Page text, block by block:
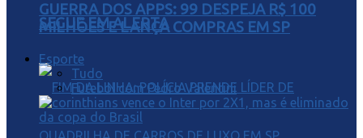
SEGUE EM ALERTA
GUERRA DOS APPS: 99 DESPEJA R$ 100
MILHÕES E LANÇA COMPRAS EM SP
Esporte
Tudo
Futebol com Pedro Valentini